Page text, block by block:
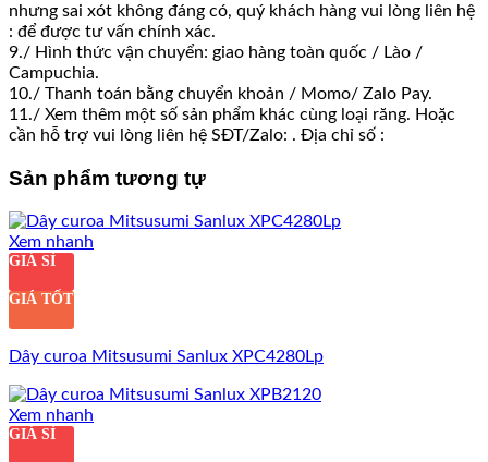
nhưng sai xót không đáng có, quý khách hàng vui lòng liên hệ
: để được tư vấn chính xác.
9./ Hình thức vận chuyển: giao hàng toàn quốc / Lào /
Campuchia.
10./ Thanh toán bằng chuyển khoản / Momo/ Zalo Pay.
11./ Xem thêm một số sản phẩm khác cùng loại răng. Hoặc
cần hỗ trợ vui lòng liên hệ SĐT/Zalo: . Địa chỉ số :
Sản phẩm tương tự
Xem nhanh
GIÁ SỈ
GIÁ TỐT
Dây curoa Mitsusumi Sanlux XPC4280Lp
Xem nhanh
GIÁ SỈ